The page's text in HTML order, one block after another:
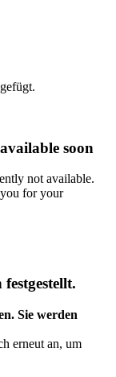
soon
not available.
for your
Sie werden
erneut an, um